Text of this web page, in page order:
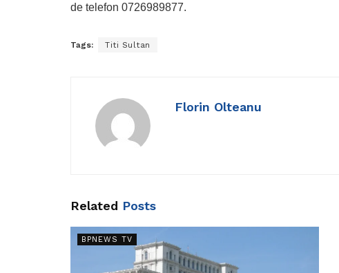
de telefon 0726989877.
Tags: Titi Sultan
Florin Olteanu
Related Posts
BPNEWS TV